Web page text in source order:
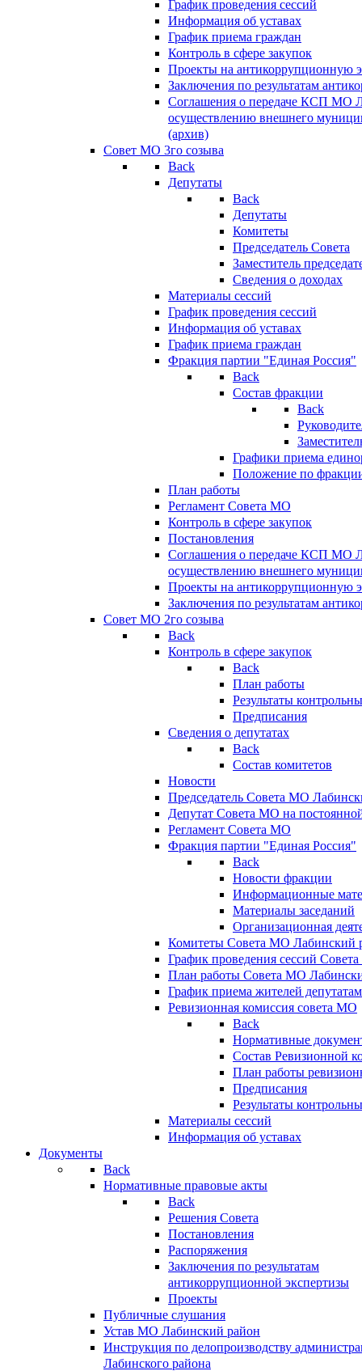
График проведения сессий
Информация об уставах
График приема граждан
Контроль в сфере закупок
Проекты на антикоррупционную
Заключения по результатам
Соглашения о передаче КСП МО
осуществлению внешнего
(архив)
Совет МО 3го созыва
Back
Депутаты
Back
Депутаты
Комитеты
Председатель Совета
Заместитель
Сведения о доходах
Материалы сессий
График проведения сессий
Информация об уставах
График приема граждан
Фракция партии "Единая Россия"
Back
Состав фракции
Back
Графики приема
Положение по
План работы
Регламент Совета МО
Контроль в сфере закупок
Постановления
Соглашения о передаче КСП МО
осуществлению внешнего
Проекты на антикоррупционную
Заключения по результатам
Совет МО 2го созыва
Back
Контроль в сфере закупок
Back
План работы
Результаты
Предписания
Сведения о депутатах
Back
Состав комитетов
Новости
Председатель Совета МО
Депутат Совета МО на
Регламент Совета МО
Фракция партии "Единая Россия"
Back
Новости фракции
Информационные
Материалы заседаний
Организационная
Комитеты Совета МО Лабинский
График проведения сессий
План работы Совета МО
График приема жителей
Ревизионная комиссия совета МО
Back
Нормативные
Состав Ревизионной
План работы
Предписания
Результаты
Материалы сессий
Информация об уставах
Документы
Back
Нормативные правовые акты
Back
Решения Совета
Постановления
Распоряжения
Заключения по результатам
антикоррупционной экспертизы
Проекты
Публичные слушания
Устав МО Лабинский район
Инструкция по делопроизводству
Лабинского района